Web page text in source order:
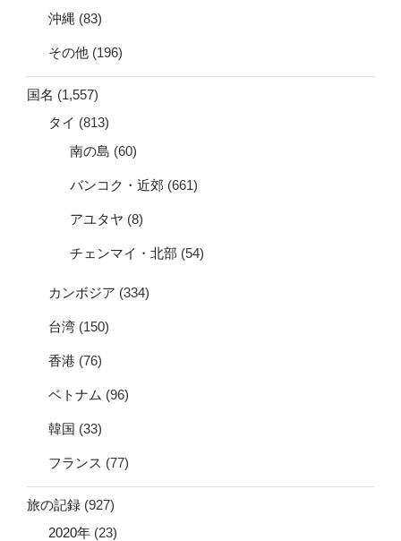
沖縄 (83)
その他 (196)
国名 (1,557)
タイ (813)
南の島 (60)
バンコク・近郊 (661)
アユタヤ (8)
チェンマイ・北部 (54)
カンボジア (334)
台湾 (150)
香港 (76)
ベトナム (96)
韓国 (33)
フランス (77)
旅の記録 (927)
2020年 (23)